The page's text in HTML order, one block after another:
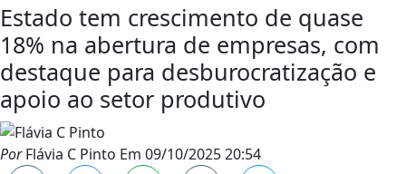
Estado tem crescimento de quase
18% na abertura de empresas, com
destaque para desburocratização e
apoio ao setor produtivo
PorFlávia C Pinto Em 09/10/2025 20:54